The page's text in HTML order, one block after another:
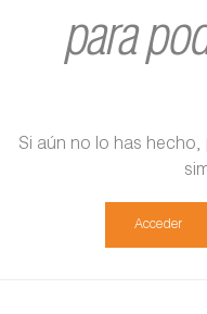
para
Si aún no lo has
Acceder